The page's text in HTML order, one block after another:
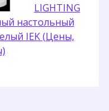
LIGHTING
настольный
IEK (Цены,